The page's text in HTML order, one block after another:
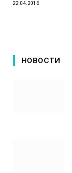
22.04.2016
НОВОСТИ